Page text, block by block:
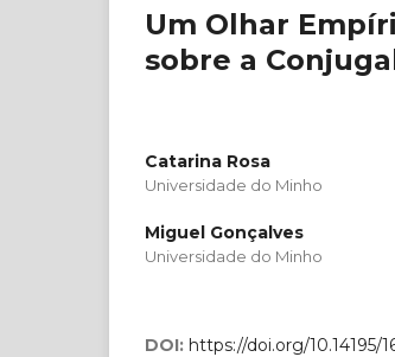
Um Olhar
sobre a
Catarina Rosa
Universidade do Minho
Miguel Gonçalves
Universidade do Minho
DOI: https://doi.org/10.14195/